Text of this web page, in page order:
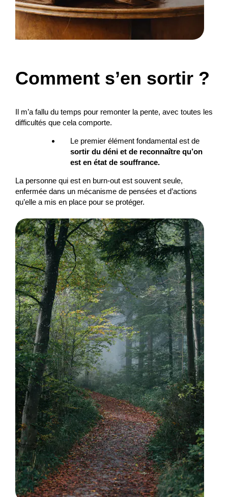
Comment s’en sortir ?
Il m’a fallu du temps pour remonter la pente, avec toutes les
difficultés que cela comporte.
Le premier élément fondamental est de
sortir du déni et de reconnaître qu’on
est en état de souffrance.
La personne qui est en burn-out est souvent seule,
enfermée dans un mécanisme de pensées et d’actions
qu’elle a mis en place pour se protéger.